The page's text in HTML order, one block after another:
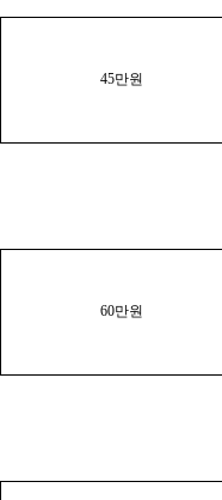
45만원
60만원